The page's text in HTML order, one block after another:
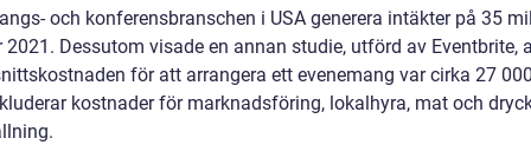
och konferensbranschen i USA generera intäkter på 35
2021. Dessutom visade en annan studie, utförd av Eventbrite,
för att arrangera ett evenemang var cirka 27
kostnader för marknadsföring, lokalhyra, mat och